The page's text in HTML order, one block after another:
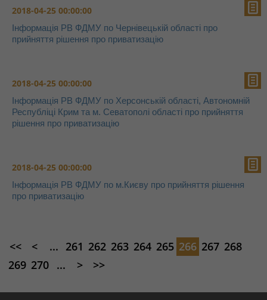
2018-04-25 00:00:00
Інформація РВ ФДМУ по Чернівецькій області про
прийняття рішення про приватизацію
2018-04-25 00:00:00
Інформація РВ ФДМУ по Херсонській області, Автономній
Республіці Крим та м. Севатополі області про прийняття
рішення про приватизацію
2018-04-25 00:00:00
Інформація РВ ФДМУ по м.Києву про прийняття рішення
про приватизацію
<< < ... 261 262 263 264 265 266 267 268
269 270 ... > >>